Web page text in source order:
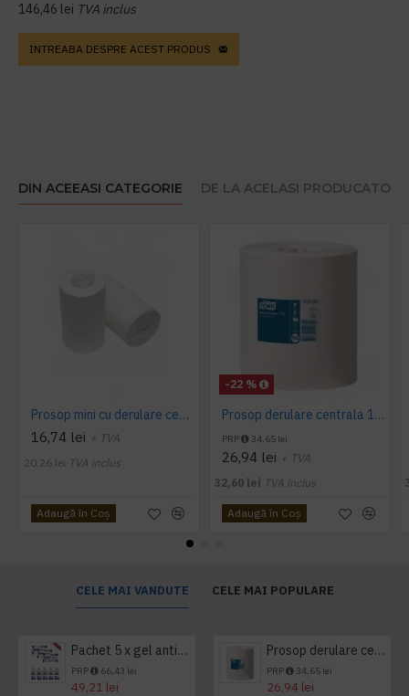
146,46 lei TVA inclus
INTREABA DESPRE ACEST PRODUS
DIN ACEEASI CATEGORIE DE LA ACELASI PRODUCATOR
Prosop mini cu derulare centrala 1 pliu, 120 m Tork
16,74 lei + TVA
20,26 lei TVA inclus
Adaugă în Coş
-22 %
Prosop derulare centrala 1 pliu, 300 m Tork
PRP 34,65 lei
26,94 lei + TVA
32,60 lei TVA inclus
Adaugă în Coş
CELE MAI VANDUTE CELE MAI POPULARE
Pachet 5 x gel antibacterian 50ml si 3 x Servetele antibacteriene 48 buc Hygienium
PRP 66,43 lei
49,21 lei
Prosop derulare centrala 1 pliu, 300 m Tork
PRP 34,65 lei
26,94 lei